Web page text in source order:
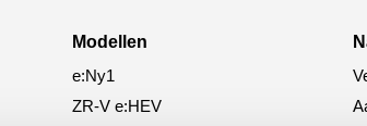
Modellen
e:Ny1
ZR-V e:HEV